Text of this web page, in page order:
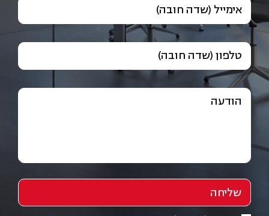
אימייל (שדה חובה)
טלפון (שדה חובה)
הודעה